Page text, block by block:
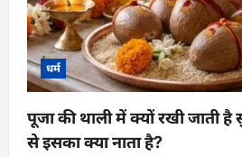
धर्म
पूजा की थाली में क्यों रखी जाती
से इसका क्या नाता है?